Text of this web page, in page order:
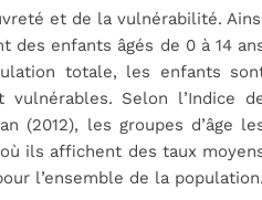
et de la vulnérabilité.
des enfants âgés de 0 à 14
totale, les enfants
vulnérables. Selon l’Indice
(2012), les groupes d’âge
ils affichent des taux
l’ensemble de la population.